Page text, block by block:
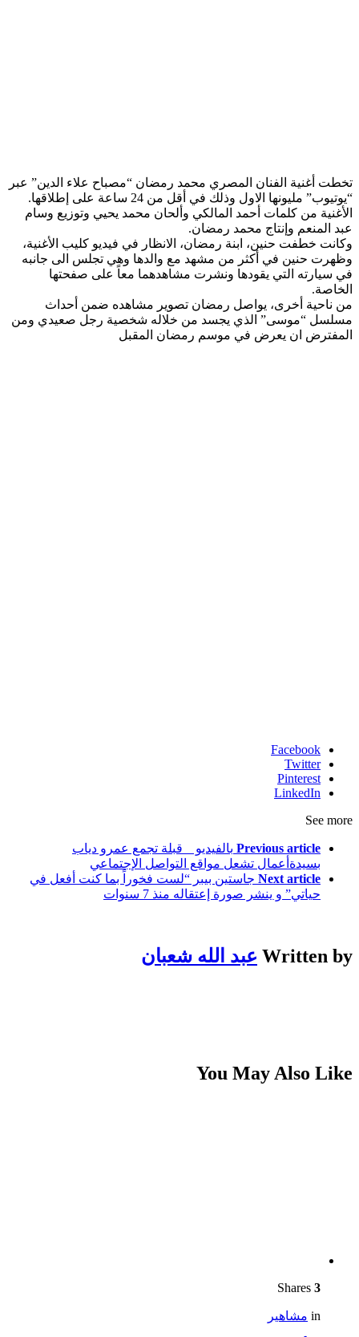
تخطت أغنية الفنان المصري ​محمد رمضان​ “مصباح علاء الدين” عبر
“يوتيوب” مليونها الاول وذلك في أقل من 24 ساعة على إطلاقها.
الأغنية من كلمات أحمد المالكي وألحان محمد يحيي وتوزيع وسام
عبد المنعم وإنتاج محمد رمضان.
وكانت خطفت حنين، ابنة رمضان، الانظار في فيديو كليب الأغنية،
وظهرت حنين في أكثر من مشهد مع والدها وهي تجلس الى جانبه
في سيارته التي يقودها ونشرت مشاهدهما معاً على صفحتها
الخاصة.
من ناحية أخرى، يواصل رمضان تصوير مشاهده ضمن أحداث
مسلسل “موسى” الذي يجسد من خلاله شخصية رجل صعيدي ومن
المفترض ان يعرض في موسم رمضان المقبل
Facebook
Twitter
Pinterest
LinkedIn
See more
Previous article بالفيديو _ قبلة تجمع عمرو دياب
بسيدةأعمال تشعل مواقع التواصل الإجتماعي
Next article جاستين بيبر “لست فخوراً بما كنت أفعل في
حياتي” و ينشر صورة إعتقاله منذ 7 سنوات
Written by عبد الله شعبان
You May Also Like
3
in مشاهير